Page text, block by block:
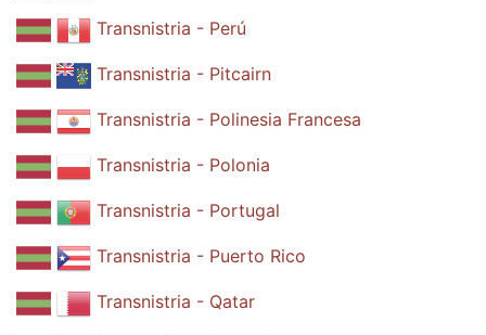
Transnistria - Perú
Transnistria - Pitcairn
Transnistria - Polinesia Francesa
Transnistria - Polonia
Transnistria - Portugal
Transnistria - Puerto Rico
Transnistria - Qatar